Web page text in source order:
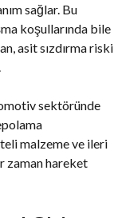
sağlar. Bu
koşullarında bile
asit sızdırma riski
sektöründe
malzeme ve ileri
zaman hareket